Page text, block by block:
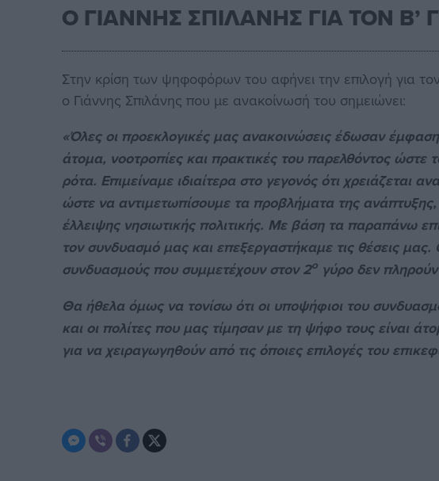
Ο ΓΙΑΝΝΗΣ ΣΠΙΛΑΝΗΣ ΓΙΑ ΤΟΝ Β’
Στην κρίση των ψηφοφόρων του αφήνει την επιλογή για
ο Γιάννης Σπιλάνης που με ανακοίνωσή του σημειώνει:
«Όλες οι προεκλογικές μας ανακοινώσεις έδωσαν
άτομα, νοοτροπίες και πρακτικές του παρελθόντος ώστε
ρότα. Επιμείναμε ιδιαίτερα στο γεγονός ότι χρειάζεται
ώστε να αντιμετωπίσουμε τα προβλήματα της
έλλειψης νησιωτικής πολιτικής. Με βάση τα παραπάνω
τον συνδυασμό μας και επεξεργαστήκαμε τις θέσεις
συνδυασμούς που συμμετέχουν στον 2ο γύρο δεν
Θα ήθελα όμως να τονίσω ότι οι υποψήφιοι του
και οι πολίτες που μας τίμησαν με τη ψήφο τους είναι
για να χειραγωγηθούν από τις όποιες επιλογές του